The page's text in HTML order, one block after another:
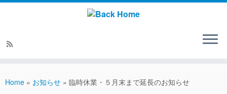
Home » お知らせ » 臨時休業・５月末まで延長のお知らせ